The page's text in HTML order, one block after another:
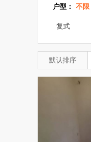
户型： 不限
复式
默认排序